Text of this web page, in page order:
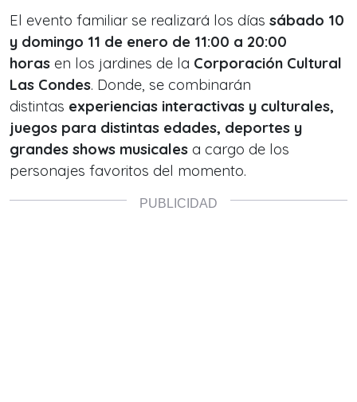
El evento familiar se realizará los días sábado 10
y domingo 11 de enero de 11:00 a 20:00
horas en los jardines de la Corporación Cultural
Las Condes. Donde, se combinarán
distintas experiencias interactivas y culturales,
juegos para distintas edades, deportes y
grandes shows musicales a cargo de los
personajes favoritos del momento.